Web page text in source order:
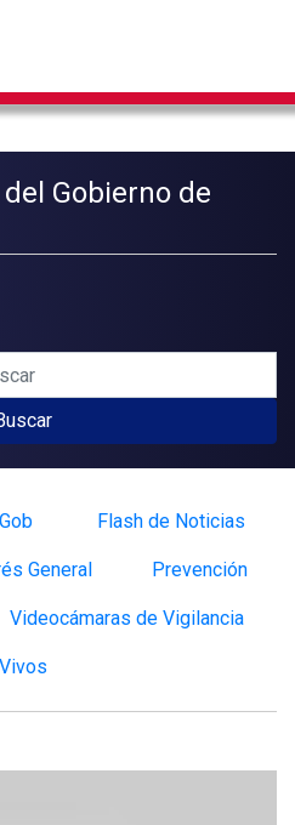
Gobierno de
Flash de Noticias
General Prevención
Videocámaras de Vigilancia
Vivos